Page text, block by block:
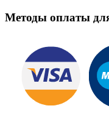
Методы оплаты